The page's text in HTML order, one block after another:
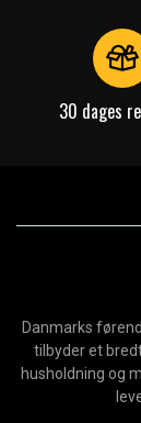
30 dages
Danmarks
tilbyder et
husholdning og